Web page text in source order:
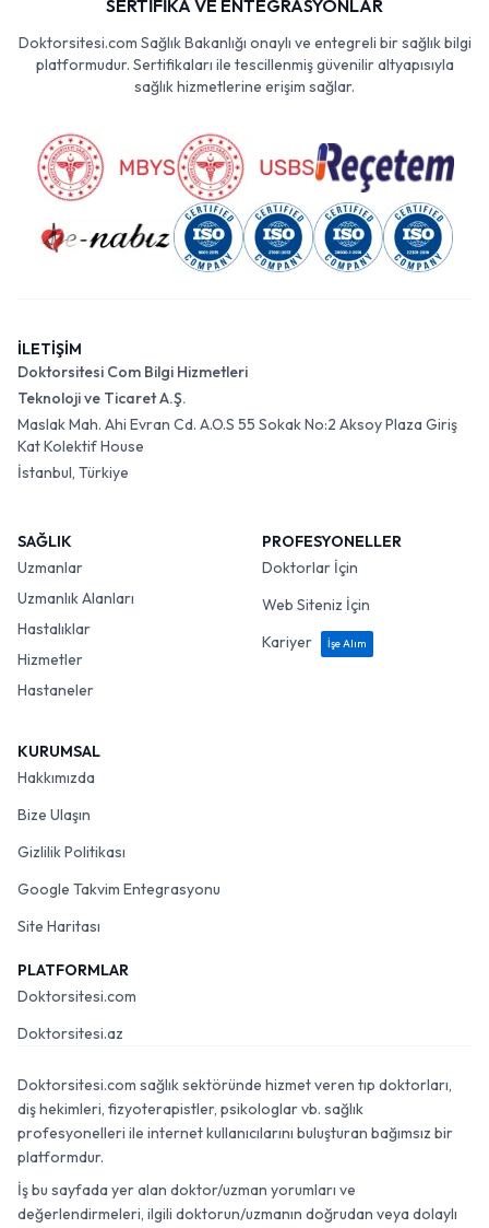
SERTİFİKA VE ENTEGRASYONLAR
Doktorsitesi.com Sağlık Bakanlığı onaylı ve entegreli bir sağlık bilgi
platformudur. Sertifikaları ile tescillenmiş güvenilir altyapısıyla
sağlık hizmetlerine erişim sağlar.
İLETİŞİM
Doktorsitesi Com Bilgi Hizmetleri
Teknoloji ve Ticaret A.Ş.
Maslak Mah. Ahi Evran Cd. A.O.S 55 Sokak No:2 Aksoy Plaza Giriş
Kat Kolektif House
İstanbul, Türkiye
SAĞLIK
Uzmanlar
Uzmanlık Alanları
Hastalıklar
Hizmetler
Hastaneler
PROFESYONELLER
Doktorlar İçin
Web Siteniz İçin
Kariyer
İşe Alım
KURUMSAL
Hakkımızda
Bize Ulaşın
Gizlilik Politikası
Google Takvim Entegrasyonu
Site Haritası
PLATFORMLAR
Doktorsitesi.com
Doktorsitesi.az
Doktorsitesi.com sağlık sektöründe hizmet veren tıp doktorları,
diş hekimleri, fizyoterapistler, psikologlar vb. sağlık
profesyonelleri ile internet kullanıcılarını buluşturan bağımsız bir
platformdur.
İş bu sayfada yer alan doktor/uzman yorumları ve
değerlendirmeleri, ilgili doktorun/uzmanın doğrudan veya dolaylı